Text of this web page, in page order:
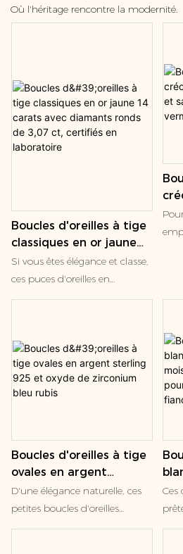
Où l'héritage rencontre la modernité.
Boucles d'oreilles à tige
classiques en or jaune
14 carats avec diamants
ronds de 3,07 ct,
Si vous êtes élégance et classe,
ces puces d'oreilles en
diamants synthétiques ronds
Montés sur une magnifique
monture à quatre griffes, et
conçus pour laisser la lumière
aucun autre.
Boucles d'oreilles à tige
ovales en argent
sterling 925 et oxyde de
zirconium bleu rubis
D'une élégance naturelle, ces
petites boucles d'oreilles
associent des émeraudes
Ces